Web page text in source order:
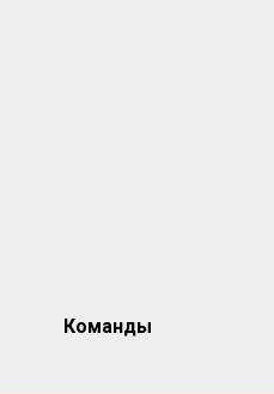
Команды